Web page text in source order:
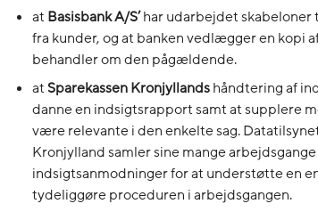
at Basisbank A/S’har udarbejdet skabeloner
fra kunder, og at banken vedlægger en kopi
behandler om den pågældende.
atSparekassen Kronjyllandshåndtering af
danne en indsigtsrapport samt at supplere
være relevante i den enkelte sag.
Kronjylland samler sine mange
indsigtsanmodninger for at understøtte en
tydeliggøre proceduren i arbejdsgangen.